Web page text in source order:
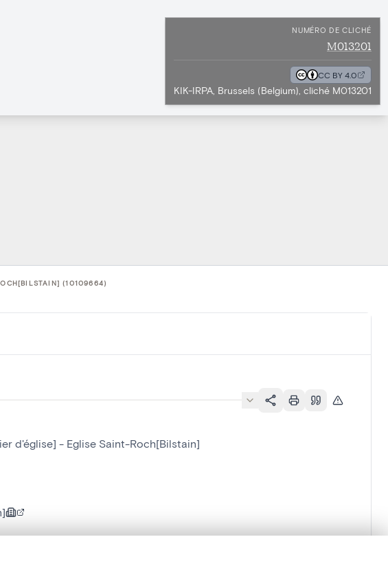
NUMÉRO DE CLICHÉ
M013201
CC BY 4.0
KIK-IRPA, Brussels (Belgium), cliché M013201
(10109664)
d'église] - Eglise Saint-Roch[Bilstain]